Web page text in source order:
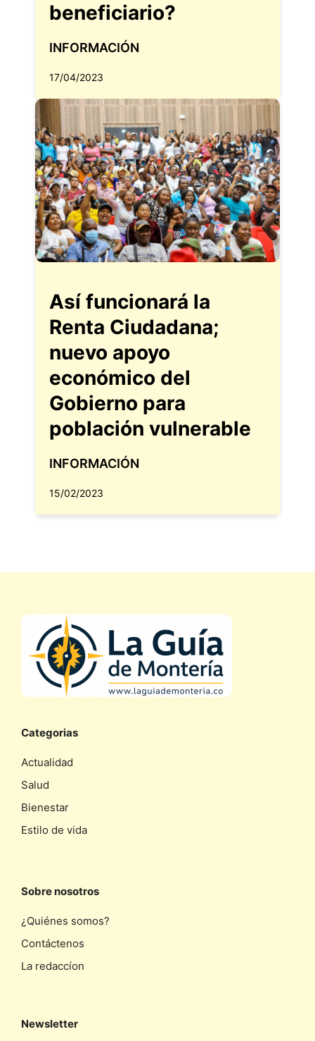
beneficiario?
INFORMACIÓN
17/04/2023
Así funcionará la
Renta Ciudadana;
nuevo apoyo
económico del
Gobierno para
población vulnerable
INFORMACIÓN
15/02/2023
Categorias
Actualidad
Salud
Bienestar
Estilo de vida
Sobre nosotros
¿Quiénes somos?
Contáctenos
La redaccíon
Newsletter